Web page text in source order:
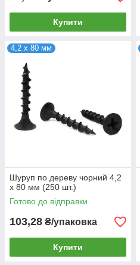
Купити
4,2 х 80 мм
Шуруп по дереву чорний 4,2
х 80 мм (250 шт.)
Готово до відправки
103,28 ₴/упаковка
Купити